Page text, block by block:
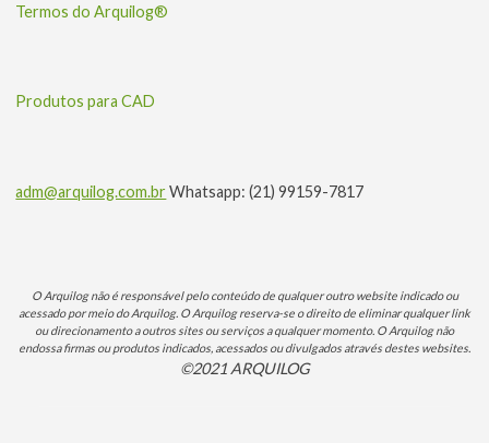
Termos do Arquilog®
Produtos para CAD
adm@arquilog.com.brWhatsapp: (21) 99159-7817
O Arquilog não é responsável pelo conteúdo de qualquer outro website indicado ou
acessado por meio do Arquilog. O Arquilog reserva-se o direito de eliminar qualquer link
ou direcionamento a outros sites ou serviços a qualquer momento. O Arquilog não
endossa firmas ou produtos indicados, acessados ou divulgados através destes websites.
©2021 ARQUILOG